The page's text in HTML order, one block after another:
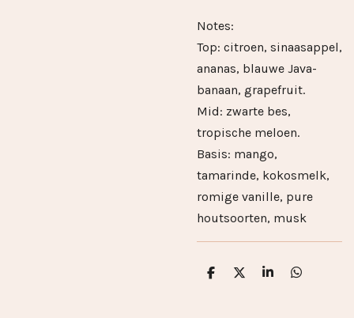
Notes:
Top: citroen, sinaasappel,
ananas, blauwe Java-
banaan, grapefruit.
Mid: zwarte bes,
tropische meloen.
Basis: mango,
tamarinde, kokosmelk,
romige vanille, pure
houtsoorten, musk
D
D
S
D